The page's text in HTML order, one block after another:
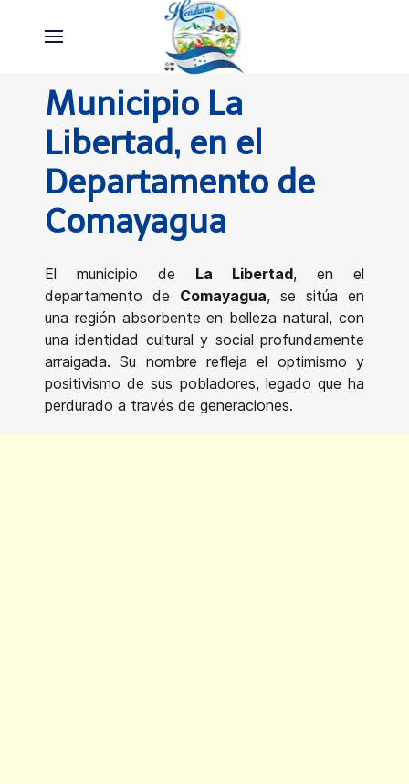
Municipio La
Libertad, en el
Departamento de
Comayagua
El municipio de La Libertad, en el
departamento de Comayagua, se sitúa en
una región absorbente en belleza natural, con
una identidad cultural y social profundamente
arraigada. Su nombre refleja el optimismo y
positivismo de sus pobladores, legado que ha
perdurado a través de generaciones.